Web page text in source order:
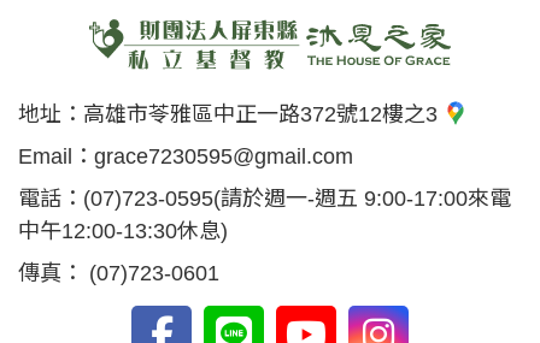
地址： 高雄市苓雅區中正一路372號12樓之3
Email： grace7230595@gmail.com
電話： (07)723-0595(請於週一-週五 9:00-17:00來電
中午12:00-13:30休息)
傳真：
(07)723-0601